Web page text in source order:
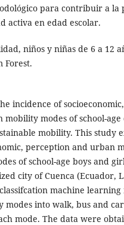
para contribuir a la
activa en edad escolar.
niños y niñas de 6 a 12
Forest.
incidence of
mobility modes of school-
mobility. This study
perception and urban
of school-age boys and
city of Cuenca (Ecuador,
machine learning
modes into walk, bus and
mode. The data were